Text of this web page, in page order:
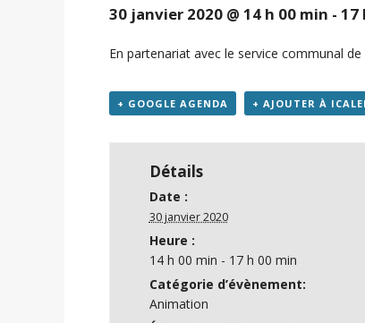
30 janvier 2020 @ 14 h 00 min - 17
En partenariat avec le service communal
+ GOOGLE AGENDA + AJOUTER À
Détails
Date :
30 janvier 2020
Heure :
14 h 00 min - 17 h 00 min
Catégorie d’évènement:
Animation